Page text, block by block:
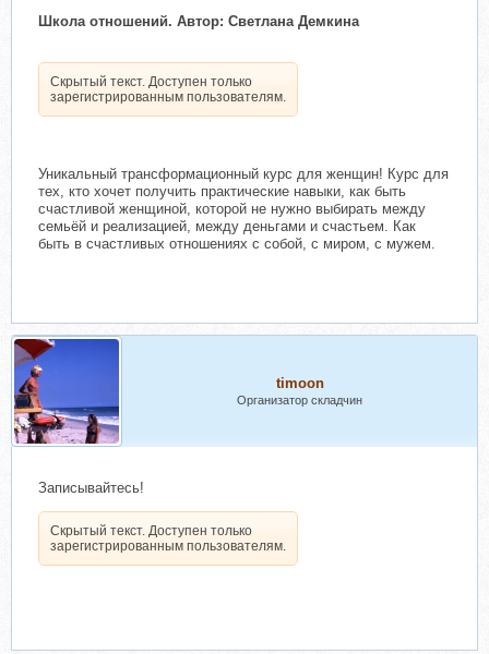
Школа отношений. Автор: Светлана Демкина
Скрытый текст. Доступен только
зарегистрированным пользователям.
Уникальный трансформационный курс для женщин! Курс для
тех, кто хочет получить практические навыки, как быть
счастливой женщиной, которой не нужно выбирать между
семьёй и реализацией, между деньгами и счастьем. Как
быть в счастливых отношениях с собой, с миром, с мужем.
timoon
Организатор складчин
Записывайтесь!
Скрытый текст. Доступен только
зарегистрированным пользователям.